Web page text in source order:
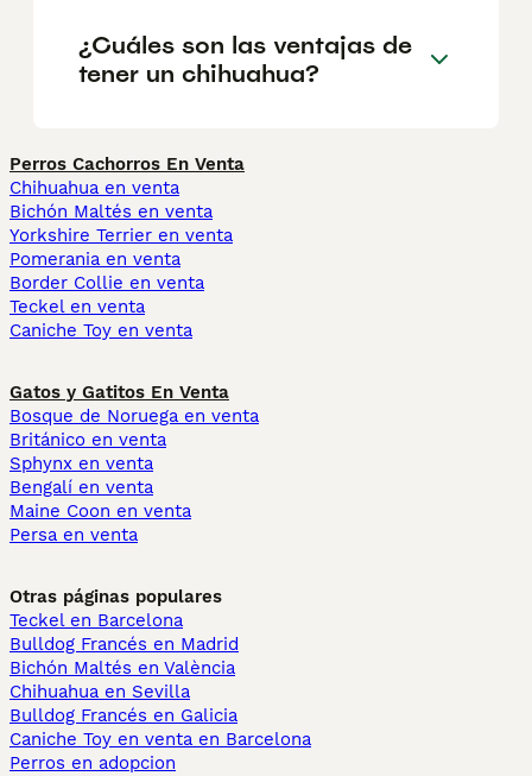
¿Cuáles son las ventajas de
tener un chihuahua?
Perros Cachorros En Venta
Chihuahua en venta
Bichón Maltés en venta
Yorkshire Terrier en venta
Pomerania en venta
Border Collie en venta
Teckel en venta
Caniche Toy en venta
Gatos y Gatitos En Venta
Bosque de Noruega en venta
Británico en venta
Sphynx en venta
Bengalí en venta
Maine Coon en venta
Persa en venta
Otras páginas populares
Teckel en Barcelona
Bulldog Francés en Madrid
Bichón Maltés en València
Chihuahua en Sevilla
Bulldog Francés en Galicia
Caniche Toy en venta en Barcelona
Perros en adopcion